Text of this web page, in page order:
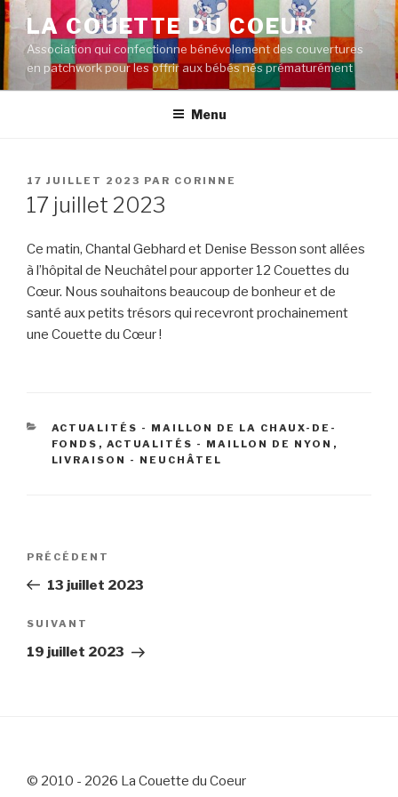
Aller
au
contenu
principal
LA COUETTE DU COEUR
Association qui confectionne bénévolement des couvertures
en patchwork pour les offrir aux bébés nés prématurément
Menu
PUBLIÉ
LE
17 JUILLET 2023 PAR CORINNE
17 juillet 2023
Ce matin, Chantal Gebhard et Denise Besson sont allées
à l’hôpital de Neuchâtel pour apporter 12 Couettes du
Cœur. Nous souhaitons beaucoup de bonheur et de
santé aux petits trésors qui recevront prochainement
une Couette du Cœur !
CATÉGORIES
ACTUALITÉS - MAILLON DE LA CHAUX-DE-
FONDS , ACTUALITÉS - MAILLON DE NYON ,
LIVRAISON - NEUCHÂTEL
Navigation
l’article
Article
précédent
PRÉCÉDENT
13 juillet 2023
Article
suivant
SUIVANT
19 juillet 2023
© 2010 - 2026 La Couette du Coeur